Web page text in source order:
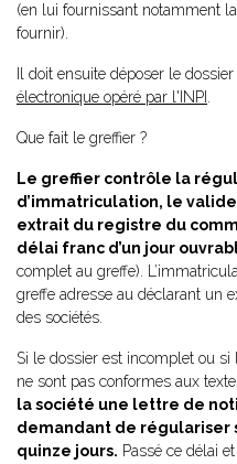
(en lui fournissant notamment
fournir).
Il doit ensuite déposer le
électronique opéré par l'INPI
Que fait le greffier ?
Le greffier contrôle la
d’immatriculation, le
extrait du registre du
délai franc d’un jour
complet au greffe).
greffe adresse au déclarant un
des sociétés.
Si le dossier est incomplet ou
ne sont pas conformes aux
la société une lettre de
demandant de régulariser
quinze jours. Passé ce délai